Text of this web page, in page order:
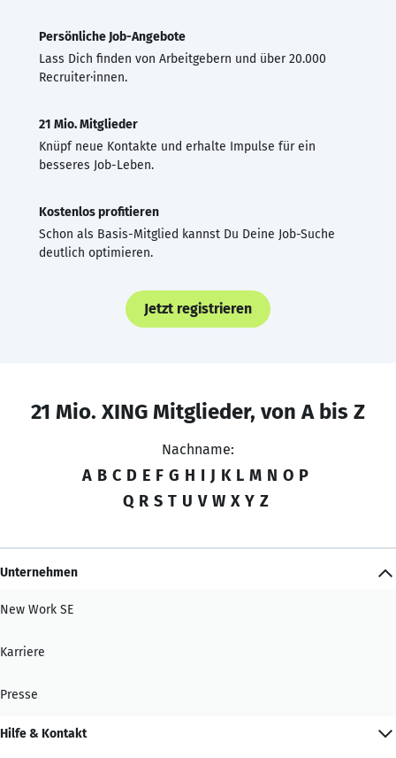
Persönliche Job-Angebote
Lass Dich finden von Arbeitgebern und über 20.000
Recruiter·innen.
21 Mio. Mitglieder
Knüpf neue Kontakte und erhalte Impulse für ein
besseres Job-Leben.
Kostenlos profitieren
Schon als Basis-Mitglied kannst Du Deine Job-Suche
deutlich optimieren.
Jetzt registrieren
21 Mio. XING Mitglieder, von A bis Z
Nachname:
A B C D E F G H I J K L M N O P
Q R S T U V W X Y Z
Unternehmen
New Work SE
Karriere
Presse
Hilfe & Kontakt